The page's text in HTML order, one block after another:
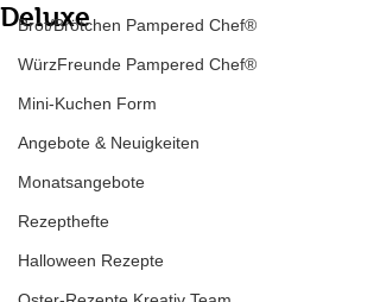
Brot/Brötchen Pampered Chef®
WürzFreunde Pampered Chef®
Mini-Kuchen Form
Angebote & Neuigkeiten
Monatsangebote
Rezepthefte
Halloween Rezepte
Deluxe